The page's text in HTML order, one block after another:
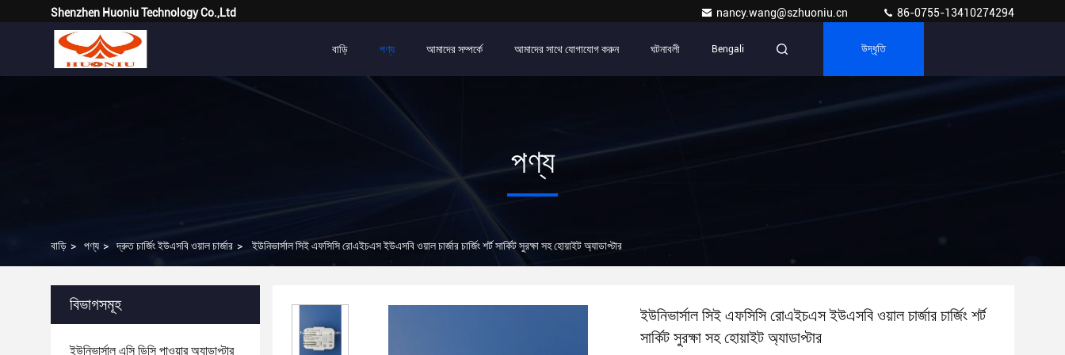
Shenzhen Huoniu Technology Co.,Ltd nancy.wang@szhuoniu.cn 86-0755-13410274294
বাড়ি পণ্য আমাদের সম্পর্কে আমাদের সাথে যোগাযোগ করুন ঘটনাবলী Bengali উদ্ধৃতি
পণ্য
বাড়ি > পণ্য > দ্রুত চার্জিং ইউএসবি ওয়াল চার্জার > ইউনিভার্সাল সিই এফসিসি রোএইচএস ইউএসবি ওয়াল চার্জার চার্জিং শর্ট সার্কিট সুরক্ষা সহ হোয়াইট অ্যাডাপ্টার
বিভাগসমূহ
ইউনিভার্সাল এসি ডিসি পাওয়ার অ্যাডাপ্টার
ইউনিভার্সাল সিই এফসিসি রোএইচএস ইউএসবি ওয়াল চার্জার চার্জিং শর্ট
সার্কিট সুরক্ষা সহ হোয়াইট অ্যাডাপ্টার